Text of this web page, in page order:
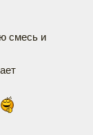
смесь и